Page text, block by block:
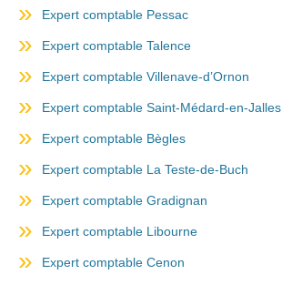
Expert comptable Pessac
Expert comptable Talence
Expert comptable Villenave-d’Ornon
Expert comptable Saint-Médard-en-Jalles
Expert comptable Bègles
Expert comptable La Teste-de-Buch
Expert comptable Gradignan
Expert comptable Libourne
Expert comptable Cenon